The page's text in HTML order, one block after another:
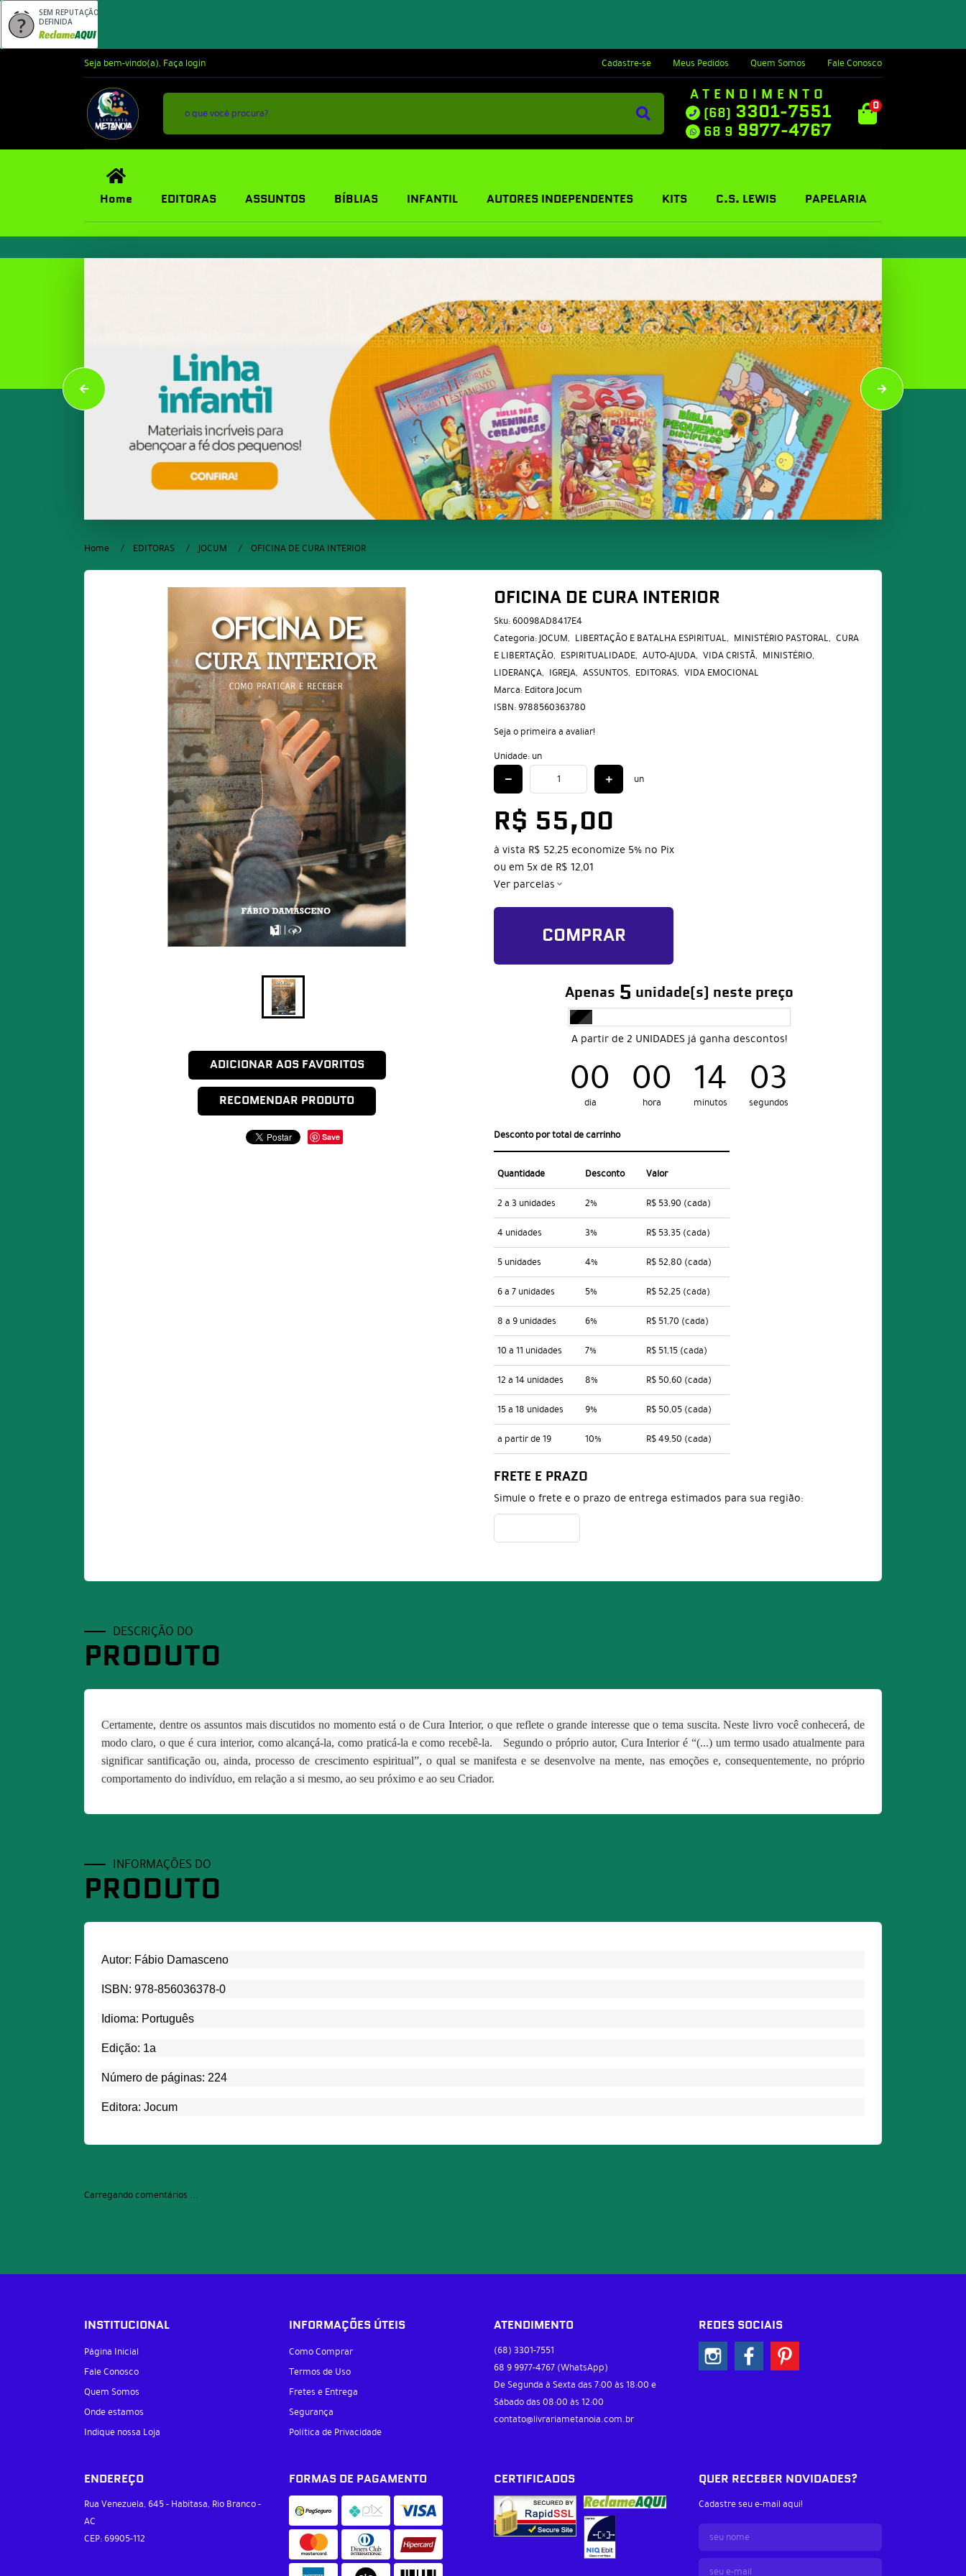
SEM REPUTAÇÃO
DEFINIDA
Seja bem-vindo(a), Faça login Cadastre-se Meus Pedidos Quem Somos Fale Conosco
ATENDIMENTO
(68) 3301-7551
68 9 9977-4767
0
Home EDITORAS ASSUNTOS BÍBLIAS INFANTIL AUTORES INDEPENDENTES KITS C.S. LEWIS PAPELARIA
Home EDITORAS JOCUM OFICINA DE CURA INTERIOR
ADICIONAR AOS FAVORITOS
RECOMENDAR PRODUTO
Save
OFICINA DE CURA INTERIOR
Sku: 60098AD8417E4
Categoria:JOCUM LIBERTAÇÃO E BATALHA ESPIRITUAL MINISTÉRIO PASTORAL CURA
E LIBERTAÇÃO ESPIRITUALIDADE AUTO-AJUDA VIDA CRISTÃ MINISTÉRIO
LIDERANÇA IGREJA ASSUNTOS EDITORAS VIDA EMOCIONAL
Marca: Editora Jocum
ISBN: 9788560363780
Seja o primeira a avaliar!
Unidade: un
un
R$ 55,00
à vista R$ 52,25economize 5% no Pix
ou em 5xde R$ 12,01
Ver parcelas
COMPRAR
Apenas 5 unidade(s) neste preço
A partir de 2 UNIDADES já ganha descontos!
00
dia 00
hora 14
minutos 02
segundos
Desconto por total de carrinho
Quantidade Desconto Valor
2 a 3 unidades 2% R$ 53,90 (cada)
4 unidades 3% R$ 53,35 (cada)
5 unidades 4% R$ 52,80 (cada)
6 a 7 unidades 5% R$ 52,25 (cada)
8 a 9 unidades 6% R$ 51,70 (cada)
10 a 11 unidades 7% R$ 51,15 (cada)
12 a 14 unidades 8% R$ 50,60 (cada)
15 a 18 unidades 9% R$ 50,05 (cada)
a partir de 19 10% R$ 49,50 (cada)
FRETE E PRAZO
Simule o frete e o prazo de entrega estimados para sua região:
DESCRIÇÃO DO
PRODUTO
Certamente, dentre os assuntos mais discutidos no momento está o de Cura Interior, o que reflete o grande interesse que o tema suscita. Neste livro você conhecerá, de
modo claro, o que é cura interior, como alcançá-la, como praticá-la e como recebê-la. Segundo o próprio autor, Cura Interior é “(...) um termo usado atualmente para
significar santificação ou, ainda, processo de crescimento espiritual”, o qual se manifesta e se desenvolve na mente, nas emoções e, consequentemente, no próprio
comportamento do indivíduo, em relação a si mesmo, ao seu próximo e ao seu Criador.
INFORMAÇÕES DO
PRODUTO
Autor: Fábio Damasceno
ISBN: 978-856036378-0
Idioma: Português
Edição: 1a
Número de páginas: 224
Editora: Jocum
Carregando comentários ...
INSTITUCIONAL
Página Inicial
Fale Conosco
Quem Somos
Onde estamos
Indique nossa Loja
INFORMAÇÕES ÚTEIS
Como Comprar
Termos de Uso
Fretes e Entrega
Segurança
Política de Privacidade
ATENDIMENTO
(68) 3301-7551
68 9 9977-4767 (WhatsApp)
De Segunda à Sexta das 7:00 às 18:00 e
Sábado das 08:00 às 12:00
contato@livrariametanoia.com.br
REDES SOCIAIS
ENDEREÇO
Rua Venezuela, 645- Habitasa, Rio Branco-
AC
CEP: 69905-112
FORMAS DE PAGAMENTO CERTIFICADOS QUER RECEBER NOVIDADES?
Cadastre seu e-mail aqui!